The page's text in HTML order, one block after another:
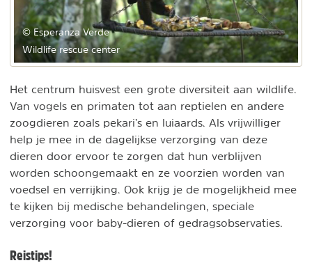
© Esperanza Verde
Wildlife rescue center
Het centrum huisvest een grote diversiteit aan wildlife.
Van vogels en primaten tot aan reptielen en andere
zoogdieren zoals pekari’s en luiaards. Als vrijwilliger
help je mee in de dagelijkse verzorging van deze
dieren door ervoor te zorgen dat hun verblijven
worden schoongemaakt en ze voorzien worden van
voedsel en verrijking. Ook krijg je de mogelijkheid mee
te kijken bij medische behandelingen, speciale
verzorging voor baby-dieren of gedragsobservaties.
Reistips!